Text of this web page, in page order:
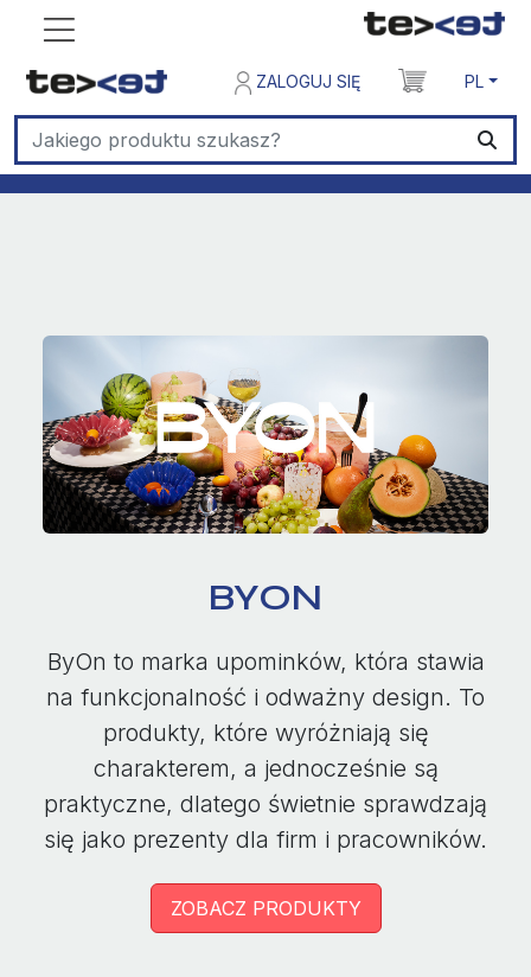
ZALOGUJ SIĘ PL
BYON
ByOn to marka upominków, która stawia
na funkcjonalność i odważny design. To
produkty, które wyróżniają się
charakterem, a jednocześnie są
praktyczne, dlatego świetnie sprawdzają
się jako prezenty dla firm i pracowników.
ZOBACZ PRODUKTY